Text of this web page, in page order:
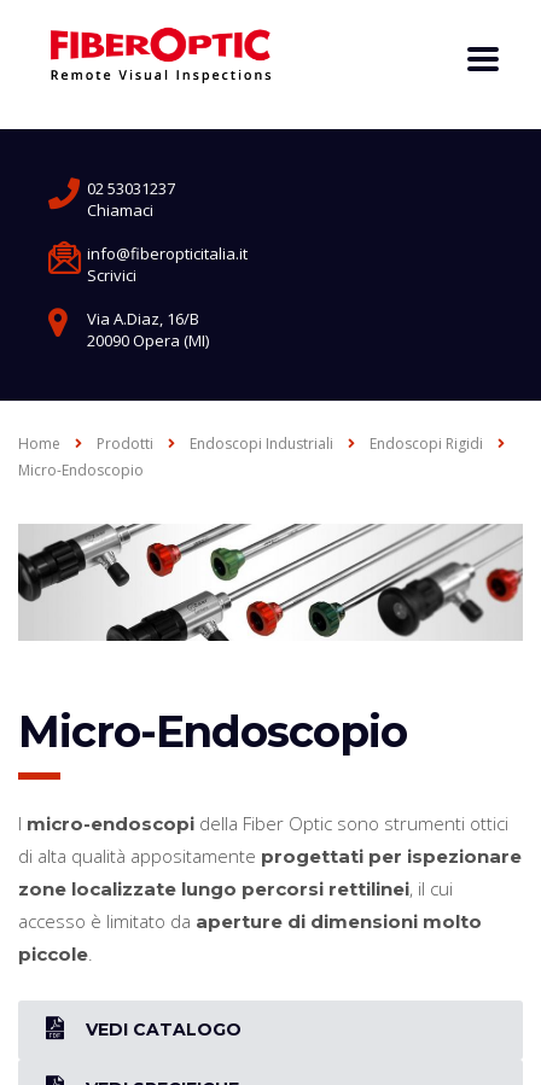
02 53031237
Chiamaci
info@fiberopticitalia.it
Scrivici
Via A.Diaz, 16/B
20090 Opera (MI)
Home Prodotti Endoscopi Industriali
Endoscopi Rigidi
Micro-Endoscopio
Micro-Endoscopio
I micro-endoscopi della Fiber Optic sono strumenti ottici
di alta qualità appositamente progettati per ispezionare
zone localizzate lungo percorsi rettilinei, il cui
accesso è limitato da aperture di dimensioni molto
piccole.
VEDI CATALOGO